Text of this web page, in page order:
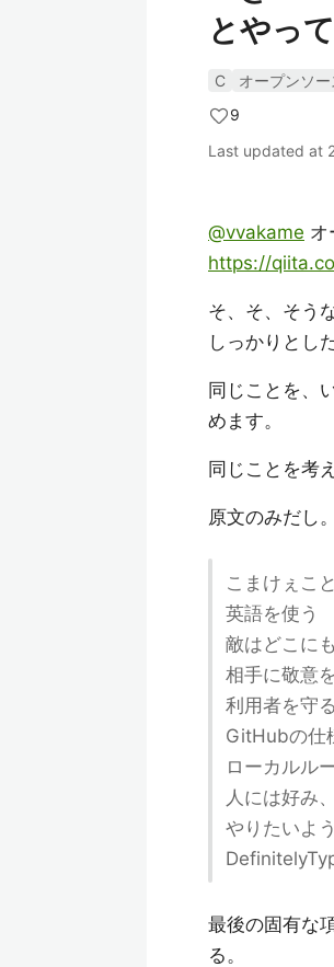
とやっ
C オープンソー
9
Last updated at
@vvakame オ
https://
そ、そ、そう
しっかりとし
同じことを、
めます。
同じことを考
原文のみだし。
こまけぇこ
英語を使う
敵はどこに
相手に敬意
利用者を守る
GitHubの仕
ローカルル
人には好み
やりたいよ
最後の固有な
る。